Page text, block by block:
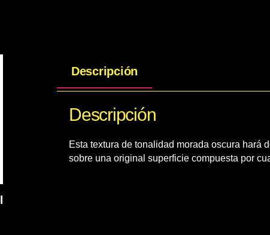
Descripción
Descripción
Esta textura de tonalidad morada oscura hará
sobre una original superficie compuesta por